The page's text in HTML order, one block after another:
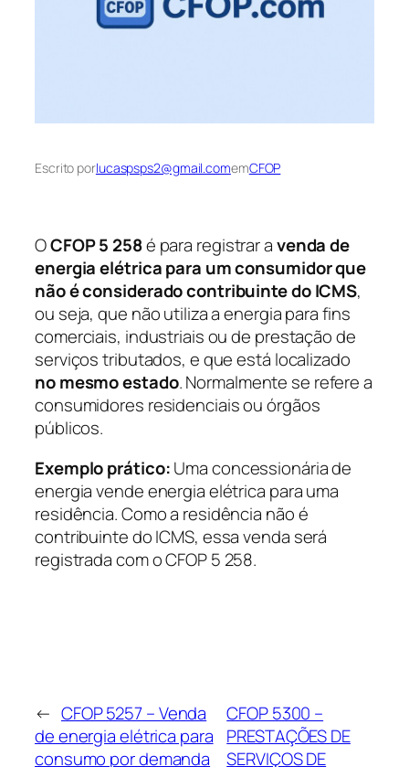
Escrito porlucaspsps2@gmail.comemCFOP
OCFOP 5 258é para registrar avenda de
energia elétrica para um consumidor que
não é considerado contribuinte do ICMS,
ou seja, que não utiliza a energia para fins
comerciais, industriais ou de prestação de
serviços tributados, e que está localizado
no mesmo estado. Normalmente se refere a
consumidores residenciais ou órgãos
públicos.
Exemplo prático:Uma concessionária de
energia vende energia elétrica para uma
residência. Como a residência não é
contribuinte do ICMS, essa venda será
registrada com o CFOP 5 258.
← CFOP 5257 – Venda
de energia elétrica para
consumo por demanda
CFOP 5300 –
PRESTAÇÕES DE
SERVIÇOS DE